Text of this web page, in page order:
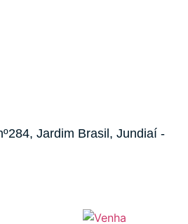
Jardim Brasil, Jundiaí -